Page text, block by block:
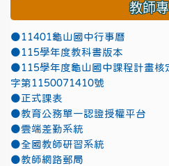
教師
●11401龜山國中行事曆
●115學年度教科書版本
●115學年度龜山國中課程計畫核
字第1150071410號
●正式課表
●教育公務單一認證授權平台
●雲端差勤系統
●全國教師研習系統
●教師網路郵局